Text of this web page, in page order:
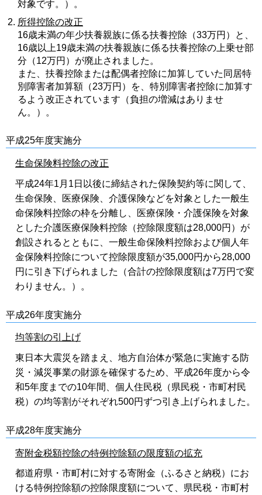
対象です。）。
所得控除の改正
16歳未満の年少扶養親族に係る扶養控除（33万円）と、
16歳以上19歳未満の扶養親族に係る扶養控除の上乗せ部
分（12万円）が廃止されました。
また、扶養控除または配偶者控除に加算していた同居特
別障害者加算額（23万円）を、特別障害者控除に加算す
るよう改正されています（負担の増減はありませ
ん。）。
平成25年度実施分
生命保険料控除の改正
平成24年1月1日以後に締結された保険契約等に関して、
生命保険、医療保険、介護保険などを対象とした一般生
命保険料控除の枠を分離し、医療保険・介護保険を対象
とした介護医療保険料控除（控除限度額は28,000円）が
創設されるとともに、一般生命保険料控除および個人年
金保険料控除について控除限度額が35,000円から28,000
円に引き下げられました（合計の控除限度額は7万円で変
わりません。）。
平成26年度実施分
均等割の引上げ
東日本大震災を踏まえ、地方自治体が緊急に実施する防
災・減災事業の財源を確保するため、平成26年度から令
和5年度までの10年間、個人住民税（県民税・市町村民
税）の均等割がそれぞれ500円ずつ引き上げられました。
平成28年度実施分
寄附金税額控除の特例控除額の限度額の拡充
都道府県・市町村に対する寄附金（ふるさと納税）にお
ける特例控除額の控除限度額について、県民税・市町村